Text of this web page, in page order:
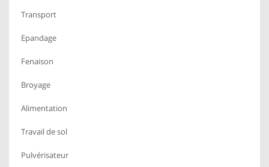
Transport
Epandage
Fenaison
Broyage
Alimentation
Travail de sol
Pulvérisateur